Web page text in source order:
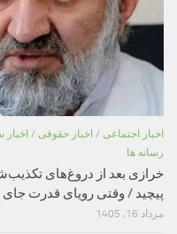
اخبار اجتماعی / اخبار حقوقی /
رسانه ها
خرازی بعد از دروغ‌های
پیچید / وقتی رویای قدرت جای
مرداد 16, 1405